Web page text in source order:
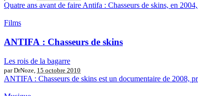
Quatre ans avant de faire Antifa : Chasseurs de skins, en
Films
ANTIFA : Chasseurs de skins
Les rois de la bagarre
par DrNoze, 15 octobre 2010
ANTIFA : Chasseurs de skins est un documentaire de 2008,